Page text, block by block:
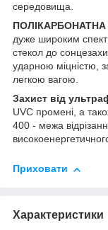
середовища.
ПОЛІКАРБОНАТНА
дуже широким
стекол до
ударною міцністю,
легкою вагою.
Захист від
UVC промені, а
400 - межа
Приховати
Характеристики